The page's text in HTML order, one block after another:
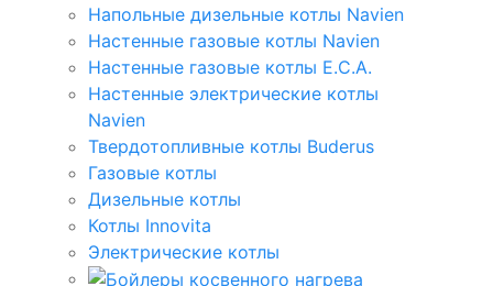
Напольные дизельные котлы Navien
Настенные газовые котлы Navien
Настенные газовые котлы E.C.A.
Настенные электрические котлы
Navien
Твердотопливные котлы Buderus
Газовые котлы
Дизельные котлы
Котлы Innovita
Электрические котлы